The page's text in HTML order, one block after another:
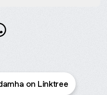
on Linktree